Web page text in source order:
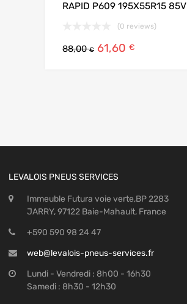
RAPID P609 195X55R15 85V
(0 reviews)
88,00€ 61,60 €
LEVALOIS PNEUS SERVICES
Immeuble Futura voie verte,BP 2283
JARRY, 97122 Baie-Mahault, France
+590 590 98 24 47
web@levalois-pneus-services.fr
Lundi - Vendredi : 8h00 - 16h30
Samedi : 8h30 - 12h30